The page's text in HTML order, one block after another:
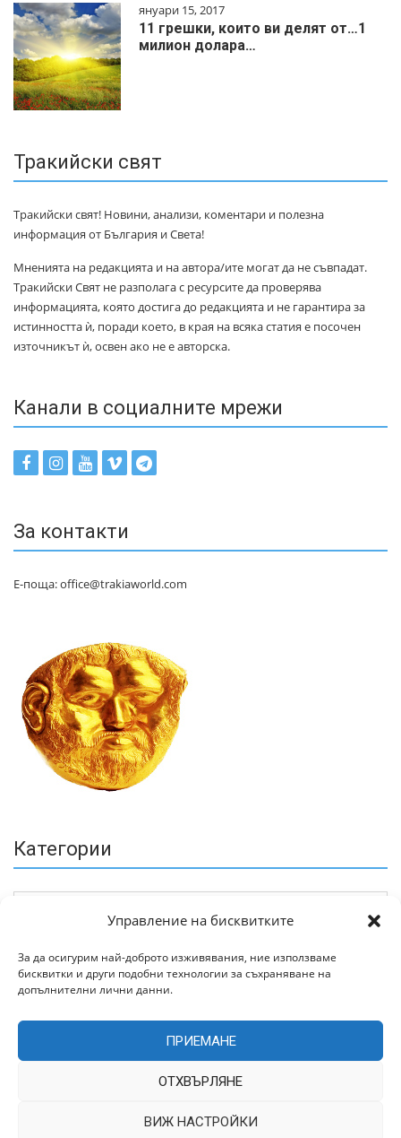
Управление на бисквитките
За да осигурим най-доброто изживявания, ние използваме
бисквитки и други подобни технологии за съхраняване на
допълнителни лични данни.
ПРИЕМАНЕ
ОТХВЪРЛЯНЕ
ВИЖ НАСТРОЙКИ
януари 15, 2017
11 грешки, които ви делят от…1
милиoн дoлapa…
Тракийски свят
Тракийски свят! Новини, анализи, коментари и полезна
информация от България и Света!
Мненията на редакцията и на автора/ите могат да не съвпадат.
Тракийски Свят не разполага с ресурсите да проверява
информацията, която достига до редакцията и не гарантира за
истинността ѝ, поради което, в края на всяка статия е посочен
източникът ѝ, освен ако не е авторска.
Канали в социалните мрежи
За контакти
Е-поща: office@trakiaworld.com
Категории
Архив